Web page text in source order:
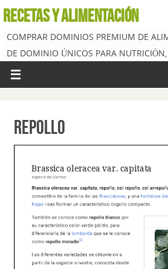
RECETAS Y ALIMENTACIÓN
COMPRAR DOMINIOS PREMIUM DE
DE DOMINIO ÚNICOS PARA
Repollo